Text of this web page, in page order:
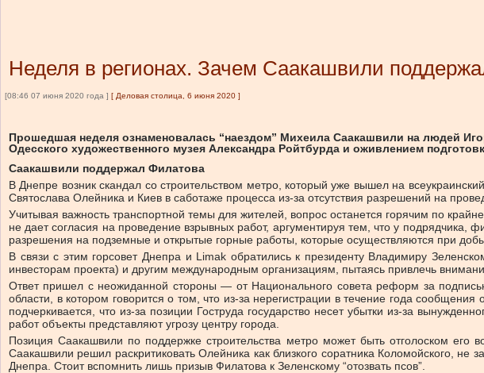
Неделя в регионах. Зачем Саакашвили
[08:46 07 июня 2020 года ] [ Деловая столица, 6 июня 2020 ]
Прошедшая неделя ознаменовалась “наездом” Михеила Саакашвили на людей
Одесского художественного музея Александра Ройтбурда и оживлением
Саакашвили поддержал Филатова
В Днепре возник скандал со строительством метро, который уже вышел на
Святослава Олейника и Киев в саботаже процесса из-за отсутствия разрешений на
Учитывая важность транспортной темы для жителей, вопрос останется горячим по
не дает согласия на проведение взрывных работ, аргументируя тем, что у подрядчика,
разрешения на подземные и открытые горные работы, которые осуществляются при
В связи с этим горсовет Днепра и Limak обратились к президенту Владимиру
инвесторам проекта) и другим международным организациям, пытаясь привлечь
Ответ пришел с неожиданной стороны — от Национального совета реформ за
области, в котором говорится о том, что из-за нерегистрации в течение года
подчеркивается, что из-за позиции Гоструда государство несет убытки из-за
работ объекты представляют угрозу центру города.
Позиция Саакашвили по поддержке строительства метро может быть отголоском
Саакашвили решил раскритиковать Олейника как близкого соратника Коломойского,
Днепра. Стоит вспомнить лишь призыв Филатова к Зеленскому “отозвать псов”.